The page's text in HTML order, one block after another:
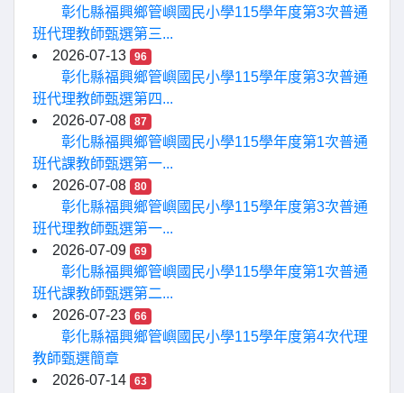
彰化縣福興鄉管嶼國民小學115學年度第3次普通
班代理教師甄選第三...
2026-07-13
96
彰化縣福興鄉管嶼國民小學115學年度第3次普通
班代理教師甄選第四...
2026-07-08
87
彰化縣福興鄉管嶼國民小學115學年度第1次普通
班代課教師甄選第一...
2026-07-08
80
彰化縣福興鄉管嶼國民小學115學年度第3次普通
班代理教師甄選第一...
2026-07-09
69
彰化縣福興鄉管嶼國民小學115學年度第1次普通
班代課教師甄選第二...
2026-07-23
66
彰化縣福興鄉管嶼國民小學115學年度第4次代理
教師甄選簡章
2026-07-14
63